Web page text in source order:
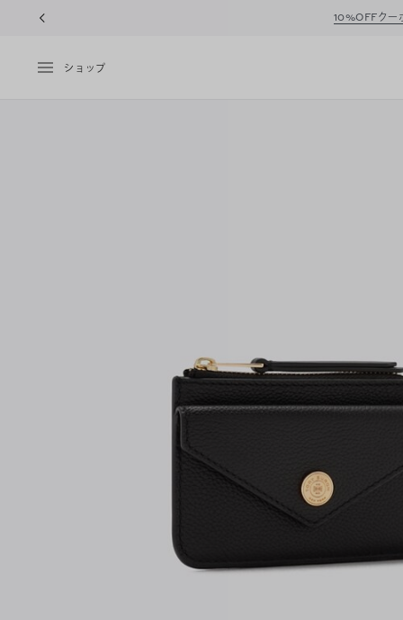
10%OFFクー
ショップ